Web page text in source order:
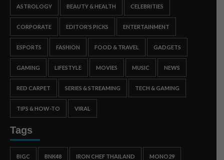
ASTROLOGY BEAUTY & HEALTH CELEBRITIES
CORPORATE EDITOR'S PICKS ENTERTAINMENT
ESPORTS FASHION FOOD & TRAVEL GADGETS
GAMING LIFESTYLE MOVIES MUSIC NEWS
RED CARPET SERIES & STREAMING TECH & GAMING
TIPS & HOW-TO VIRAL
Tags
BIGC BNK48 IRON CHEF THAILAND MONO29